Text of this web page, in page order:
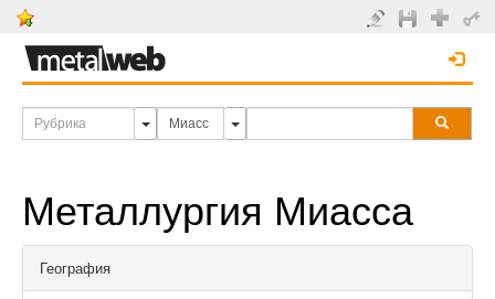
Металлургия Миасса
География